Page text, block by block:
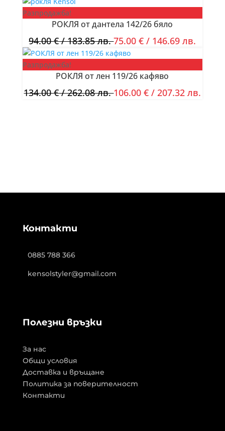
Разпродажба!
РОКЛЯ от дантела 142/26 бяло
94.00€/ 183.85 лв.75.00€ / 146.69 лв.
Разпродажба!
РОКЛЯ от лен 119/26 кафяво
134.00€/ 262.08 лв.106.00€ / 207.32 лв.
Контакти
0885 788 366
kensolstyler@gmail.com
Полезни връзки
За нас
Общи условия
Доставка и връщане
Политика за поверителност
Контакти